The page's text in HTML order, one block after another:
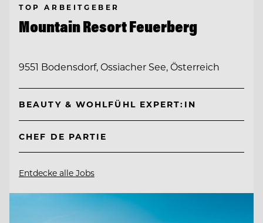
TOP ARBEITGEBER
Mountain Resort Feuerberg
9551 Bodensdorf, Ossiacher See, Österreich
BEAUTY & WOHLFÜHL EXPERT:IN
CHEF DE PARTIE
Entdecke alle Jobs